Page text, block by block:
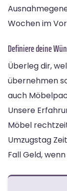
Wochen im
Definiere deine
Überleg dir,
übernehmen
auch
Unsere
Möbel
Umzugstag
Fall Geld,